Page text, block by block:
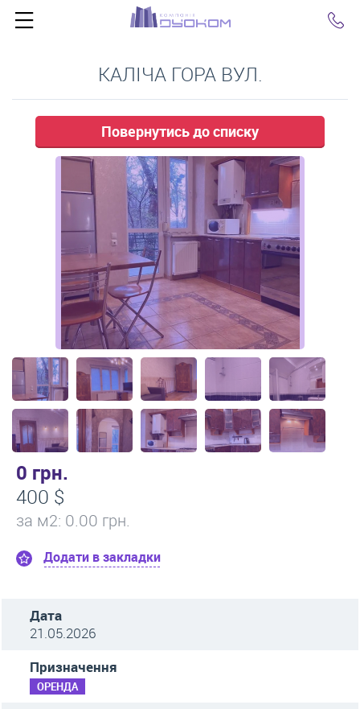
КАЛІЧА ГОРА ВУЛ.
Повернутись до списку
0 грн.
400 $
за м2: 0.00 грн.
Додати в закладки
Дата
21.05.2026
Призначення
ОРЕНДА